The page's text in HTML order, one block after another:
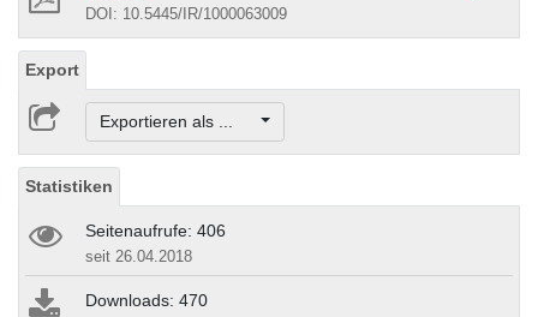
DOI: 10.5445/IR/1000063009
Export
Exportieren als ...
Statistiken
Seitenaufrufe: 406
seit 26.04.2018
Downloads: 470